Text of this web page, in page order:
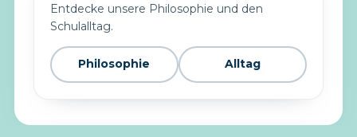
Entdecke unsere Philosophie und den
Schulalltag.
Philosophie Alltag